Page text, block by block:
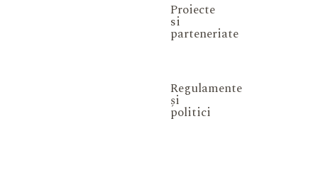
Proiecte
si
parteneriate
Regulamente
și
politici